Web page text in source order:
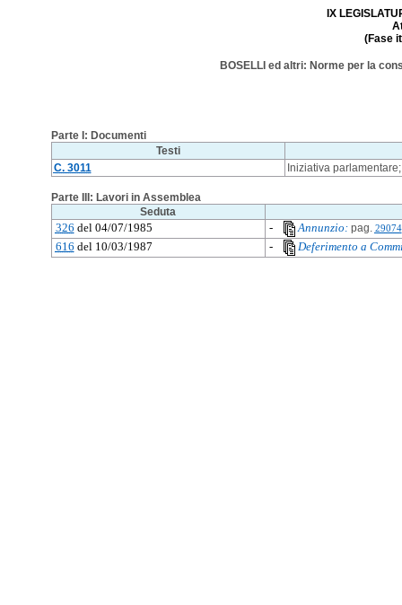
IX
(Fase
BOSELLI ed altri: Norme per la
Parte I: Documenti
Testi
C. 3011
Iniziativa
Parte III: Lavori in Assemblea
Seduta
326 del 04/07/1985 - Annunzio:pag. 29074
616 del 10/03/1987 - Deferimento a